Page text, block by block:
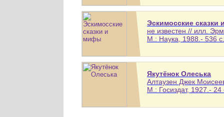
Эскимосские
не известен // илл.
М.: Наука, 1988.- 536 с.
Якутёнок Олеська
Алтаузен Джек
М.: Госиздат, 1927.- 24